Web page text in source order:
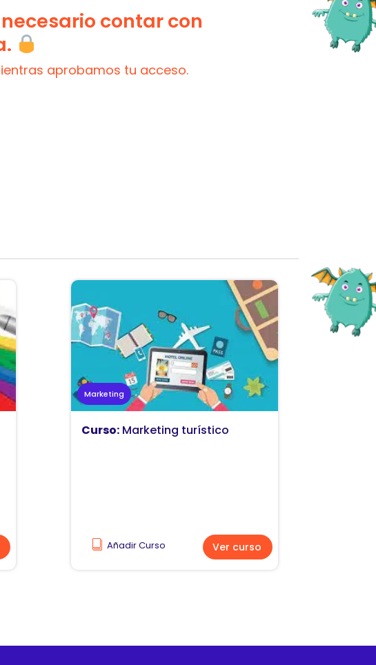
contar con
aprobamos tu acceso.
Marketing
Curso: Marketing turístico
Añadir Curso Ver curso